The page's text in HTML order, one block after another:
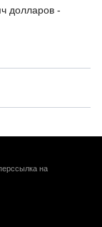
долларов -
на